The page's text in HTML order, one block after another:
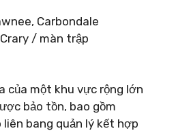
/ màn trập
của một khu vực rộng lớn
bảo tồn, bao gồm
bang quản lý kết hợp